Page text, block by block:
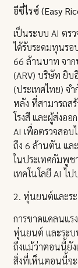
อีซี่ไรซ์ (Easy
เป็นระบบ AI ตร
ได้รับระดมทุนรอ
66 ล้านบาท จาก
(ARV) บริษัท ยิ
(ประเทศไทย) จ
หลัง ที่สามารถส
โรงสี และผู้ส่งอ
AI เพื่อตรวจสอบ
ถึง 6 ล้านตัน แล
ในประเทศกัมพูช
เทคโนโลยี AI ไ
2. หุ่นยนต์และร
การขาดแคลนแร
หุ่นยนต์ และระบ
ถึงแม้ว่าตอนนี้ยั
สิ่งที่เห็นตอนนี้จะ